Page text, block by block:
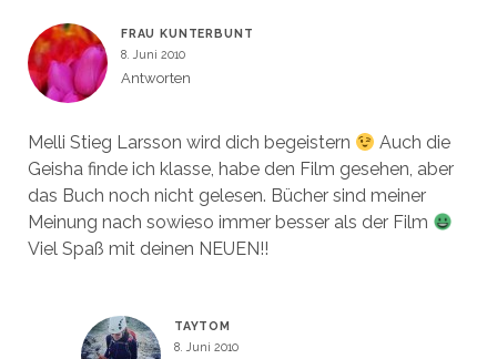
FRAU KUNTERBUNT
8. Juni 2010
Antworten
Melli Stieg Larsson wird dich begeistern
Auch die
Geisha finde ich klasse, habe den Film gesehen, aber
das Buch noch nicht gelesen. Bücher sind meiner
Meinung nach sowieso immer besser als der Film
Viel Spaß mit deinen NEUEN!!
TAYTOM
8. Juni 2010